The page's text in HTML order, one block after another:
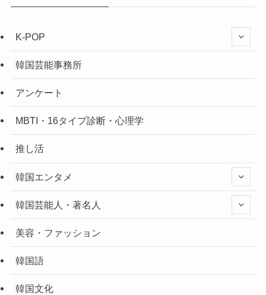
K-POP
韓国芸能事務所
アンケート
MBTI・16タイプ診断・心理学
推し活
韓国エンタメ
韓国芸能人・著名人
美容・ファッション
韓国語
韓国文化